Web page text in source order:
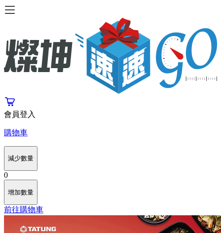
會員登入
購物車
減少數量
0
增加數量
前往購物車